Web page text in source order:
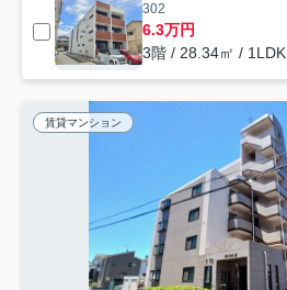
302
6.3万円
3階 / 28.34㎡ / 1LDK
賃貸マンション